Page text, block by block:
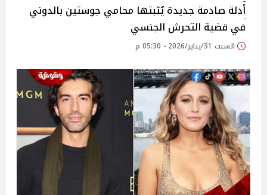
أدلة صادمة جديدة يُثبتها محامي جوستين بالدوني
في قضية التحرش الجنسي
السبت 31/يناير/2026 - 05:30 م